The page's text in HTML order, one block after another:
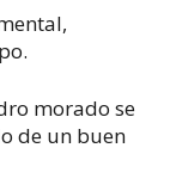
morado se
de un buen